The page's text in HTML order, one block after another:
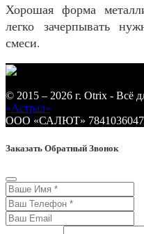
Хорошая форма
легко зачерпывать
смеси.
© 2015 – 2026 г. Otrix - Всё
«Астрал»
ООО «САЛЮТ» 7841036047/
Заказать Обратный Звонок